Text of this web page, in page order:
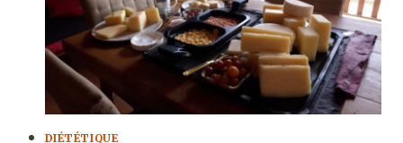
?
DIÉTÉTIQUE